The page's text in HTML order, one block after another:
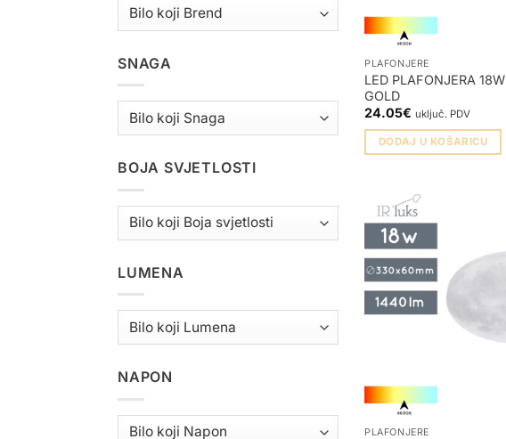
SNAGA
BOJA SVJETLOSTI
LUMENA
NAPON
PLAFONJERE
LED PLAFONJERA
GOLD
24.05€ uključ. PDV
DODAJ U KOŠARICU
PLAFONJERE